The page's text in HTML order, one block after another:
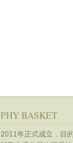
PHY BASKET
2011年正式成立，目